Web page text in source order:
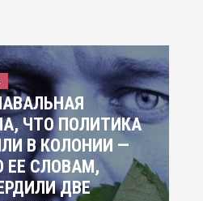
ЧТО ПОЛИТИКА
В КОЛОНИИ —
ЕЕ СЛОВАМ,
ДВЕ